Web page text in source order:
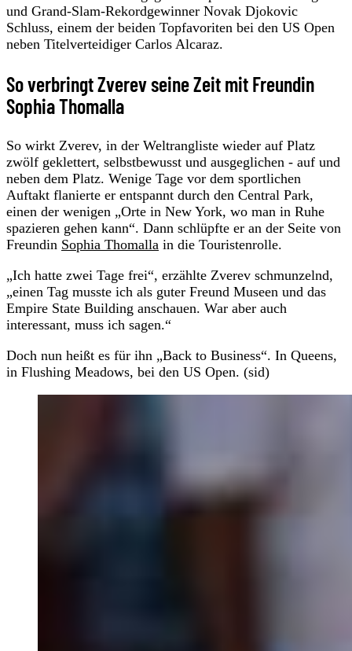
und Grand-Slam-Rekordgewinner Novak Djokovic
Schluss, einem der beiden Topfavoriten bei den US Open
neben Titelverteidiger Carlos Alcaraz.
So verbringt Zverev seine Zeit mit Freundin
Sophia Thomalla
So wirkt Zverev, in der Weltrangliste wieder auf Platz
zwölf geklettert, selbstbewusst und ausgeglichen - auf und
neben dem Platz. Wenige Tage vor dem sportlichen
Auftakt flanierte er entspannt durch den Central Park,
einen der wenigen „Orte in New York, wo man in Ruhe
spazieren gehen kann“. Dann schlüpfte er an der Seite von
Freundin Sophia Thomalla in die Touristenrolle.
„Ich hatte zwei Tage frei“, erzählte Zverev schmunzelnd,
„einen Tag musste ich als guter Freund Museen und das
Empire State Building anschauen. War aber auch
interessant, muss ich sagen.“
Doch nun heißt es für ihn „Back to Business“. In Queens,
in Flushing Meadows, bei den US Open. (sid)